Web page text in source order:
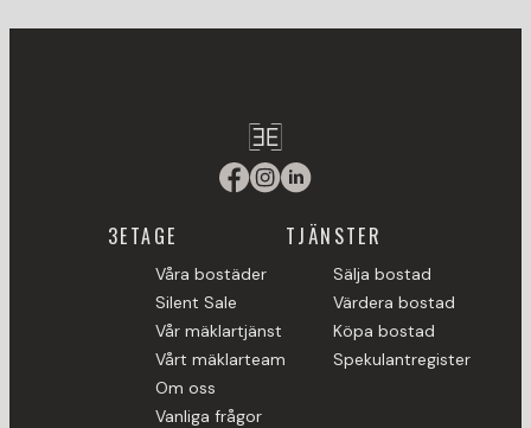
3ETAGE
Våra bostäder
Silent Sale
Vår mäklartjänst
Vårt mäklarteam
Om oss
Vanliga frågor
TJÄNSTER
Sälja bostad
Värdera bostad
Köpa bostad
Spekulantregister